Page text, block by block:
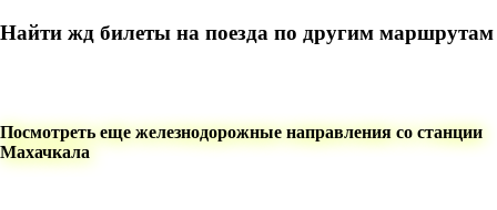
Найти жд билеты на поезда по другим маршрутам
Посмотреть еще железнодорожные направления со станции
Махачкала